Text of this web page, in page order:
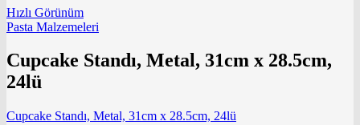
Hızlı Görünüm
Pasta Malzemeleri
Cupcake Standı, Metal, 31cm x 28.5cm,
24lü
Cupcake Standı, Metal, 31cm x 28.5cm, 24lü